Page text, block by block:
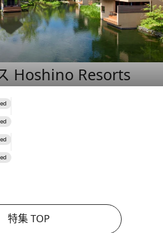
Hoshino Resorts
特集 TOP